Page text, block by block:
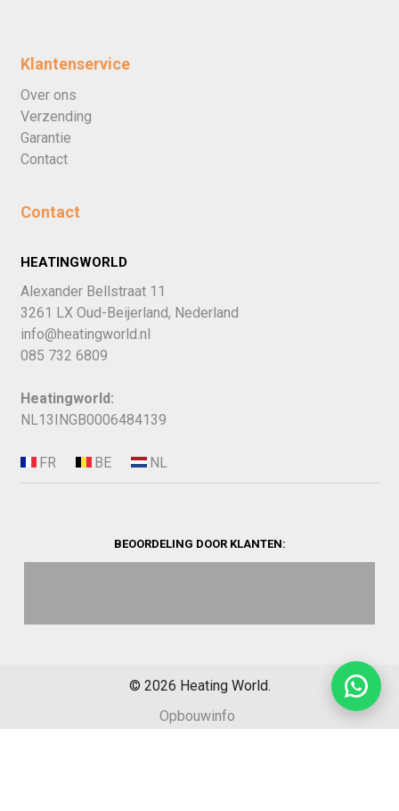
Klantenservice
Over ons
Verzending
Garantie
Contact
Contact
HEATINGWORLD
Alexander Bellstraat 11
3261 LX Oud-Beijerland, Nederland
info@heatingworld.nl
085 732 6809
Heatingworld:
NL13INGB0006484139
BEOORDELING DOOR KLANTEN:
© 2026 Heating World.
Opbouwinfo